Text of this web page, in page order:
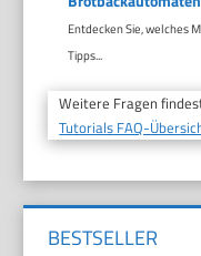
Entdecken Sie, welches
Tipps...
Weitere Fragen
Tutorials FAQ-
BESTSELLER